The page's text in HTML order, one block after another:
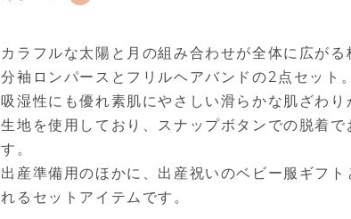
カラフルな太陽と月の組み合わせが全体に広が
分袖ロンパースとフリルヘアバンドの2点セット。
吸湿性にも優れ素肌にやさしい滑らかな肌ざわり
生地を使用しており、スナップボタンでの脱着で
す。
出産準備用のほかに、出産祝いのベビー服ギフ
れるセットアイテムです。